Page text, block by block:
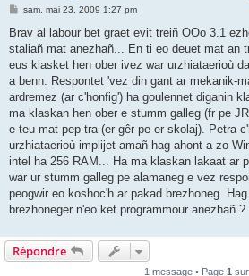
M
s
a
g
sam. mai 23, 2009 1:27 pm
Brav al labour bet graet evit treiñ OOo 3.1
staliañ mat anezhañ... En ti eo deuet mat an
eus klasket hen ober ivez war urzhiataerioù
a benn. Respontet 'vez din gant ar mekanik-
ardremez (ar c'honfig') ha goulennet diganin
ma klaskan hen ober e stumm galleg (fr pe
e teu mat pep tra (er gêr pe er skolaj). Petra
urzhiataerioù implijet amañ hag ahont a zo
intel ha 256 RAM... Ha ma klaskan lakaat ar
war ur stumm galleg pe alamaneg e vez
peogwir eo koshoc'h ar pakad brezhoneg.
brezhoneger n'eo ket programmour anezhañ ?
Répondre
1 message • Page 1 sur